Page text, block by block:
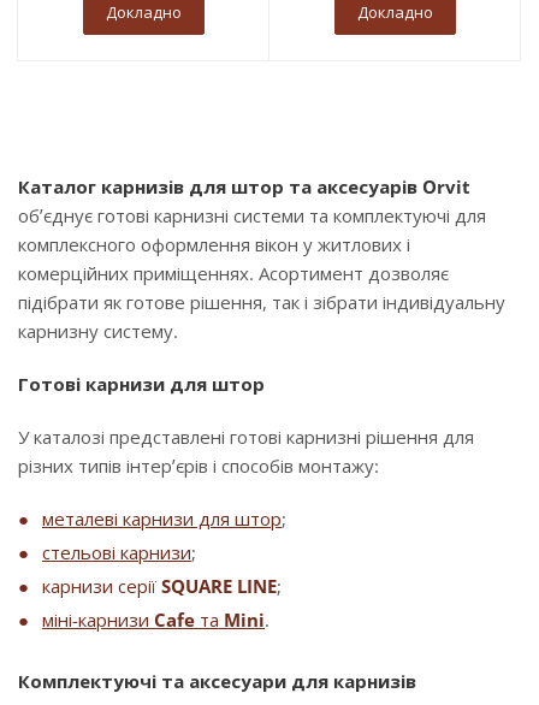
Докладно Докладно
Каталог карнизів для штор та аксесуарів Orvit
об’єднує готові карнизні системи та комплектуючі для
комплексного оформлення вікон у житлових і
комерційних приміщеннях. Асортимент дозволяє
підібрати як готове рішення, так і зібрати індивідуальну
карнизну систему.
Готові карнизи для штор
У каталозі представлені готові карнизні рішення для
різних типів інтер’єрів і способів монтажу:
металеві карнизи для штор;
стельові карнизи;
карнизи серії SQUARE LINE;
міні-карнизи Cafe та Mini.
Комплектуючі та аксесуари для карнизів